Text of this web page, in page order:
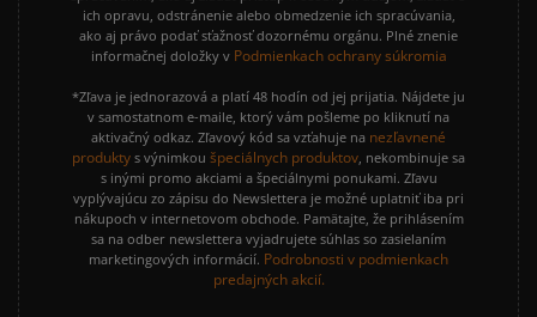
ich opravu, odstránenie alebo obmedzenie ich spracúvania,
ako aj právo podať sťažnosť dozornému orgánu. Plné znenie
informačnej doložky v Podmienkach ochrany súkromia
*Zľava je jednorazová a platí 48 hodín od jej prijatia. Nájdete ju
v samostatnom e-maile, ktorý vám pošleme po kliknutí na
aktivačný odkaz. Zľavový kód sa vzťahuje na nezľavnené
produkty s výnimkou špeciálnych produktov, nekombinuje sa
s inými promo akciami a špeciálnymi ponukami. Zľavu
vyplývajúcu zo zápisu do Newslettera je možné uplatniť iba pri
nákupoch v internetovom obchode. Pamätajte, že prihlásením
sa na odber newslettera vyjadrujete súhlas so zasielaním
marketingových informácií. Podrobnosti v podmienkach
predajných akcií.